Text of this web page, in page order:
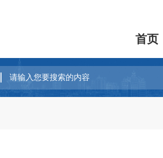
首页